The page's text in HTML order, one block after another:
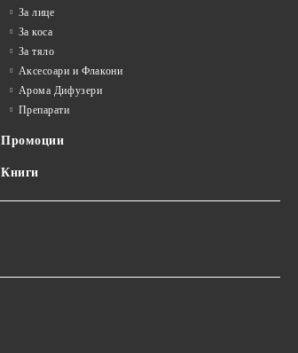
За лице
За коса
За тяло
Аксесоари и Флакони
Арома Дифузери
Препарати
Промоции
Книги